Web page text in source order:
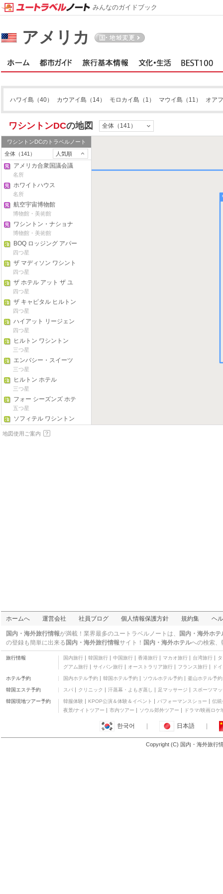
アメリカ
ハワイ島 （40） カウアイ島 （14） モロカイ島 （1） マウイ島 （11） オア
ワシントンDCの地図 全体（141）
ワシントンDCのトラベルノート
全体（141）
人気順
アメリカ合衆国議会議
事堂
名所
ホワイトハウス
名所
航空宇宙博物館
博物館・美術館
ワシントン・ナショナ
ル・ギャラリー
博物館・美術館
BOQ ロッジング アパー
トメンツ イン ロスリン
四つ星
ザ マディソン ワシント
ン DC ヒルトン ホテル
四つ星
ザ ホテル アット ザ ユ
ニバーシティ オブ メリ
ーランド
四つ星
ザ キャピタル ヒルトン
四つ星
ハイアット リージェン
シー ベテスダ
四つ星
ヒルトン ワシントン
三つ星
エンバシー・スイーツ
バイ ヒルトン クリスタ
ル シティ ナショナル エ
アポート
三つ星
ヒルトン ホテル
三つ星
フォー シーズンズ ホテ
ル ワシントン D.C.
五つ星
ソフィテル ワシントン
ＤＣ ラファイエット ス
クエア ホテル
ワシントン ゲスト スイ
ホームウッド スイーツ
バイ ヒルトン アレクサ
ンドリア / ペンタゴン
サウス
三つ星
ハイアット リージェン
シー ワシントン オン キ
ャピタル ヒル
四つ星
チャーチル ホテル ニア
エンバシー ロウ
三つ星
JW マリオット ワシン
トン DC
四つ星
キンプトン グラバー パ
ーク ホテル
四つ星
クラウン プラザ オール
ントン・クリスタル・
三つ星
地図使用ご案内
みんなのガイドブック
ホームへ 運営会社 社員ブログ 個人情報保護方針 規約集 ヘ
国内・海外旅行情報が満載！業界最多のユートラベルノートは、
国内・海外ホ
の登録も簡単に出来る 国内・海外旅行情報サイト！ 国内・海外ホテルへの検索、
旅行情報 国内旅行 韓国旅行 中国旅行 香港旅行 マカオ旅行 台湾旅行
グアム旅行
サイパン旅行 オーストラリア旅行 フランス旅行 ド
ホテル予約 国内ホテル予約 韓国ホテル予約 ソウルホテル予約 釜山ホテル予約
韓国エステ予約 スパ クリニック 汗蒸幕・よもぎ蒸し 足マッサージ スポーツマ
韓国現地ツアー予約 韓服体験 KPOP公演＆体験＆イベント パフォーマンスショー
伝統
夜景/ナイトツアー
市内ツアー ソウル郊外ツアー ドラマ/映画ロケ
한국어 日本語
Copyright (C) 国内・海外旅行